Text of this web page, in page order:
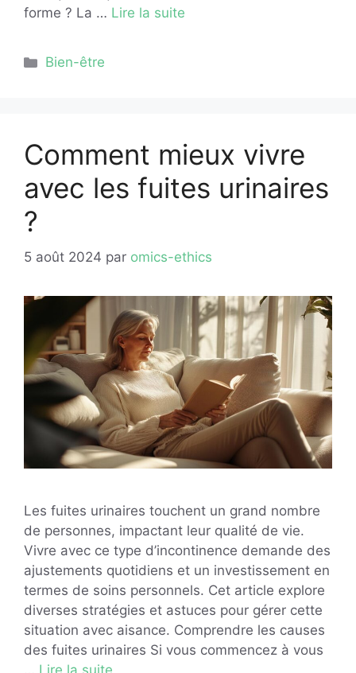
forme ? La … Lire la suite
Catégories
Bien-être
Comment mieux vivre
avec les fuites urinaires
?
5 août 2024 par omics-ethics
Les fuites urinaires touchent un grand nombre
de personnes, impactant leur qualité de vie.
Vivre avec ce type d’incontinence demande des
ajustements quotidiens et un investissement en
termes de soins personnels. Cet article explore
diverses stratégies et astuces pour gérer cette
situation avec aisance. Comprendre les causes
des fuites urinaires Si vous commencez à vous